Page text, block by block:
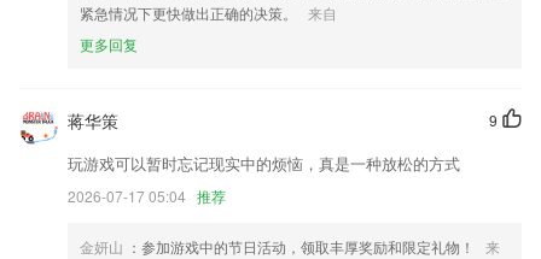
紧急情况下更快做出正确的决策。
来自
更多回复
9
蒋华策
玩游戏可以暂时忘记现实中的烦恼，真是一种放松的方式
2026-07-17 05:04 推荐
金妍山 ：参加游戏中的节日活动，领取丰厚奖励和限定礼物！
来